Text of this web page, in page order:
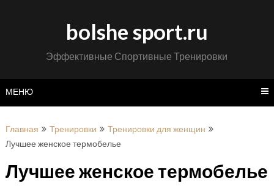
bolshe sport.ru
Эффективные Спортивные Тренировки
МЕНЮ
Главная Тренировки
Тренировки для женщин
Лучшее женское термобелье
Лучшее женское термобелье